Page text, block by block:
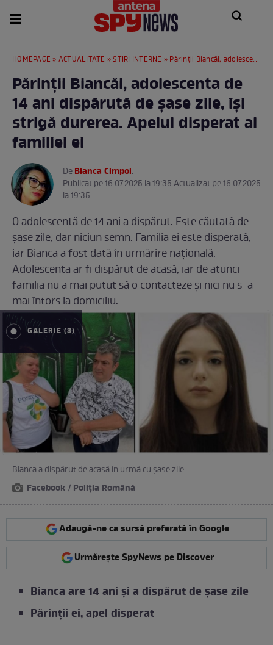
HOMEPAGE » ACTUALITATE »STIRI INTERNE » Părinții Biancăi, adolescenta de 14 ani dispărută de șase zile, își strigă durerea. Apelul disperat al familiei ei
Părinții Biancăi, adolescenta de
14 ani dispărută de șase zile, își
strigă durerea. Apelul disperat al
familiei ei
DeBianca Cimpoi.
Publicat pe 16.07.2025 la 19:35 Actualizat pe 16.07.2025
la 19:35
O adolescentă de 14 ani a dispărut. Este căutată de
șase zile, dar niciun semn. Familia ei este disperată,
iar Bianca a fost dată în urmărire națională.
Adolescenta ar fi dispărut de acasă, iar de atunci
familia nu a mai putut să o contacteze și nici nu s-a
mai întors la domiciliu.
GALERIE (3)
Bianca a dispărut de acasă în urmă cu șase zile
Facebook / Poliția Română
Adaugă-ne ca sursă preferată în Google
Urmărește SpyNews pe Discover
Bianca are 14 ani și a dispărut de șase zile
Părinții ei, apel disperat